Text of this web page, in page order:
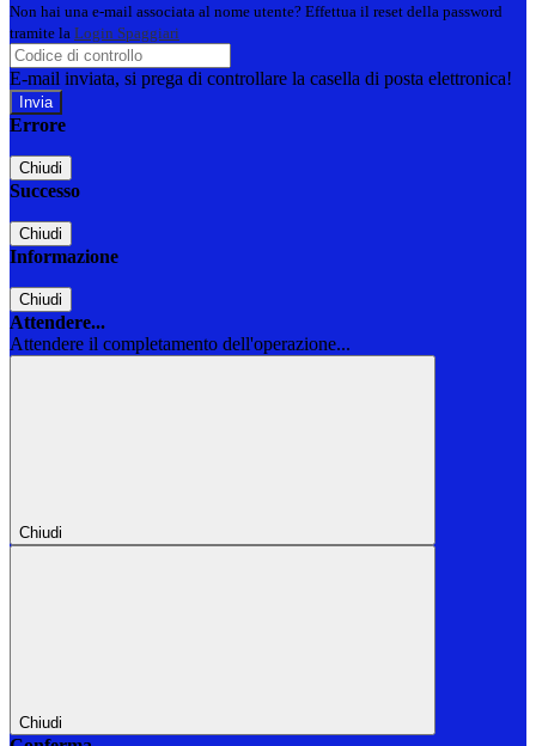
Non hai una e-mail associata al nome utente? Effettua il reset della password
tramite la Login Spaggiari
E-mail inviata, si prega di controllare la casella di posta elettronica!
Errore
Chiudi
Successo
Chiudi
Informazione
Chiudi
Attendere...
Attendere il completamento dell'operazione...
Chiudi
Chiudi